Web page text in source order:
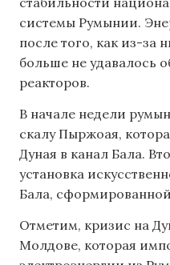
системы Румынии.
после того, как из-за
больше не удавалось
реакторов.
В начале недели
скалу Пыржоая,
Дуная в канал Бала.
установка
Бала,
Отметим, кризис на
Молдове, которая